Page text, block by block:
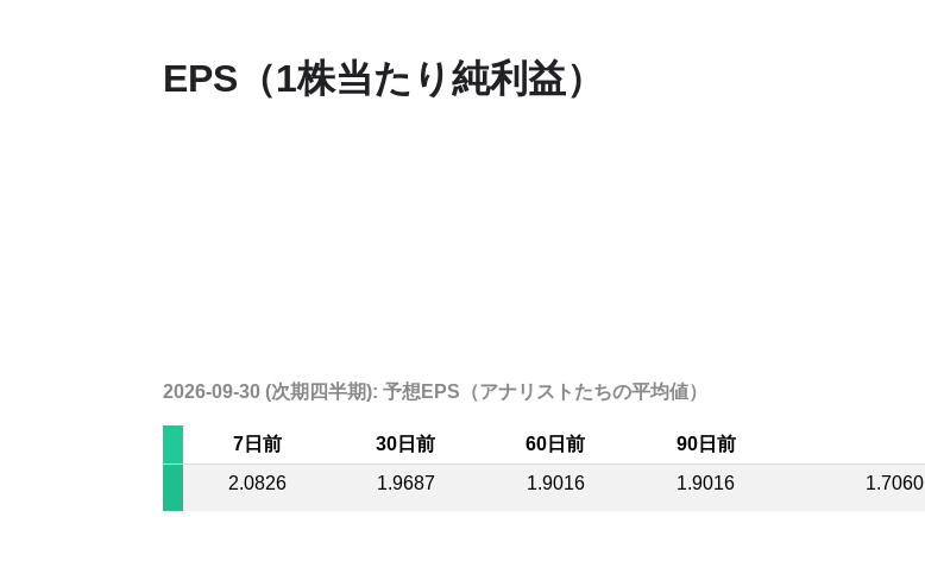
EPS（1株当たり純利益）
2026-09-30 (次期四半期): 予想EPS（アナリストたちの平均値）
7日前 30日前 60日前 90日前
2.0826
1.9687 1.9016 1.9016 1.7060